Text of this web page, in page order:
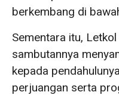
berkembang di
Sementara itu,
sambutannya
kepada
perjuangan serta